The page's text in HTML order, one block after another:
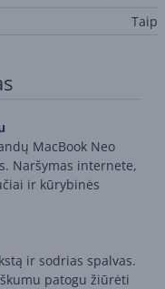
Taip
MacBook Neo
Naršymas internete,
ir kūrybinės
ir sodrias spalvas.
patogu žiūrėti